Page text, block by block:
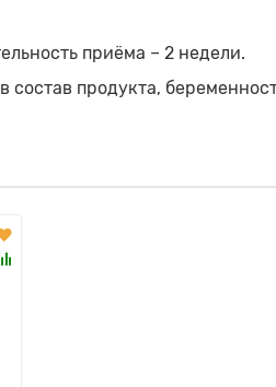
приёма – 2 недели.
продукта,